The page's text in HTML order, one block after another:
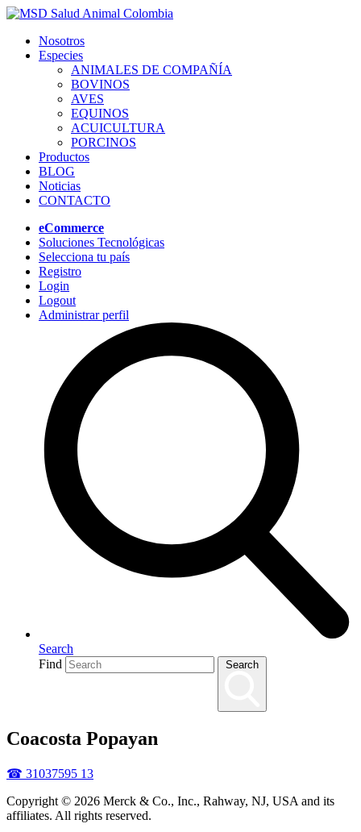
Nosotros
Especies
ANIMALES DE COMPAÑÍA
BOVINOS
AVES
EQUINOS
ACUICULTURA
PORCINOS
Productos
BLOG
Noticias
CONTACTO
eCommerce
Soluciones Tecnológicas
Selecciona tu país
Registro
Login
Logout
Administrar perfil
Search
Find
Search
Coacosta Popayan
☎ 31037595 13
Copyright © 2026 Merck & Co., Inc., Rahway, NJ, USA and its
affiliates. All rights reserved.